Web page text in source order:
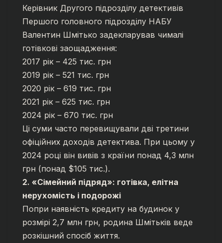
Керівник Другого підрозділу детективів
Першого головного підрозділу НАБУ
Валентин Шмітько задекларував чималі
готівкові заощадження:
2017 рік – 425 тис. грн
2019 рік – 521 тис. грн
2020 рік – 619 тис. грн
2021 рік – 625 тис. грн
2024 рік – 670 тис. грн
Ці суми часто перевищували дві третини
офіційних доходів детектива. При цьому у
2024 році він вивів з країни понад 4,3 млн
грн (понад $105 тис.).
2. «Сімейний підряд»: готівка, елітна
нерухомість і подорожі
Попри наявність кредиту на будинок у
розмірі 2,7 млн грн, родина Шмітьків веде
розкішний спосіб життя.